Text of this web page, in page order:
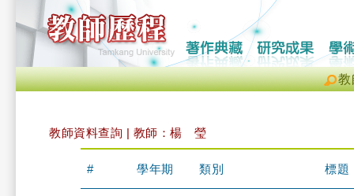
教
教師資料查詢 | 教師：楊 瑩
# 學年期 類別 標題